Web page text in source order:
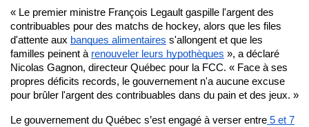
« Le premier ministre François Legault gaspille l'argent des
contribuables pour des matchs de hockey, alors que les files
d'attente aux banques alimentaires s'allongent et que les
familles peinent à renouveler leurs hypothèques », a déclaré
Nicolas Gagnon, directeur Québec pour la FCC. « Face à ses
propres déficits records, le gouvernement n'a aucune excuse
pour brûler l'argent des contribuables dans du pain et des jeux. »
Le gouvernement du Québec s’est engagé à verser entre 5 et 7